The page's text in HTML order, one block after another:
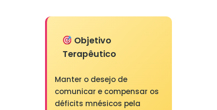
Objetivo
Terapêutico
Manter o desejo de
comunicar e compensar os
déficits mnésicos pela